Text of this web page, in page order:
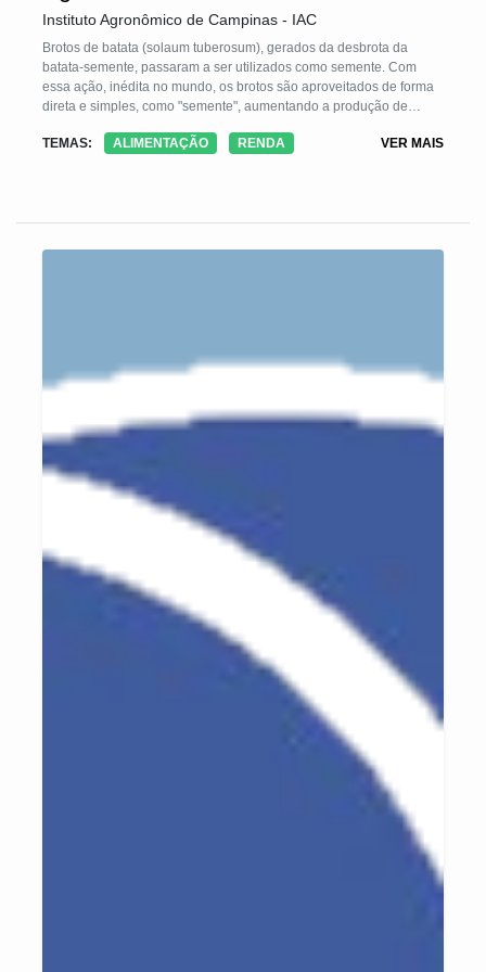
Instituto Agronômico de Campinas - IAC
Brotos de batata (solaum tuberosum), gerados da desbrota da
batata-semente, passaram a ser utilizados como semente. Com
essa ação, inédita no mundo, os brotos são aproveitados de forma
direta e simples, como "semente", aumentando a produção de
TEMAS:
ALIMENTAÇÃO RENDA VER MAIS